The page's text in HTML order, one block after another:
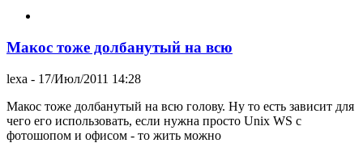
Макос тоже долбанутый на всю
lexa - 17/Июл/2011 14:28
Макос тоже долбанутый на всю голову. Ну то есть зависит для
чего его использовать, если нужна просто Unix WS с
фотошопом и офисом - то жить можно